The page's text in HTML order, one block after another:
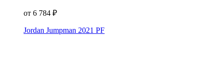
от 6 784 ₽
Jordan Jumpman 2021 PF